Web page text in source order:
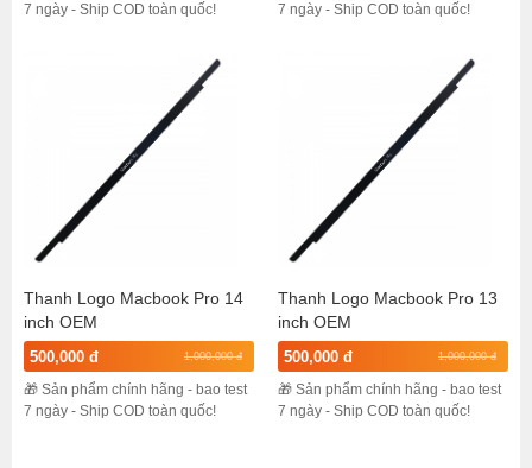
7 ngày - Ship COD toàn quốc!
7 ngày - Ship COD toàn quốc!
Thanh Logo Macbook Pro 14
inch OEM
500,000 đ 1,000,000 đ
🎁 Sản phẩm chính hãng - bao test
7 ngày - Ship COD toàn quốc!
Thanh Logo Macbook Pro 13
inch OEM
500,000 đ 1,000,000 đ
🎁 Sản phẩm chính hãng - bao test
7 ngày - Ship COD toàn quốc!